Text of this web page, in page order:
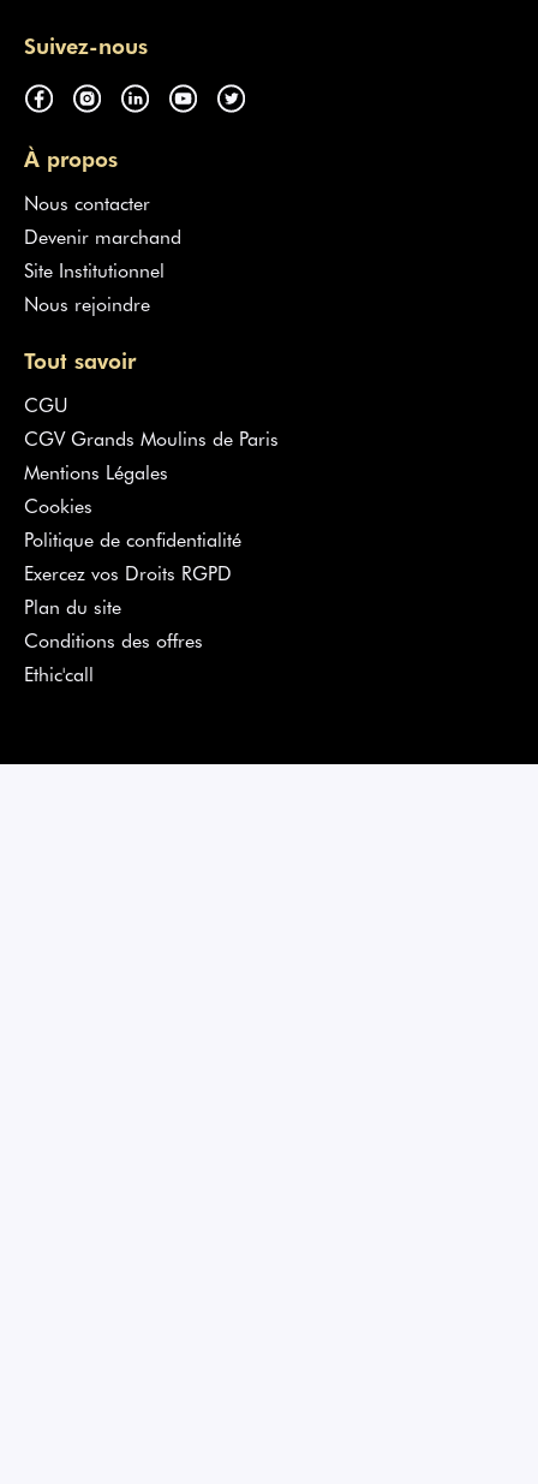
Suivez-nous
À propos
Nous contacter
Devenir marchand
Site Institutionnel
Nous rejoindre
Tout savoir
CGU
CGV Grands Moulins de Paris
Mentions Légales
Cookies
Politique de confidentialité
Exercez vos Droits RGPD
Plan du site
Conditions des offres
Ethic'call